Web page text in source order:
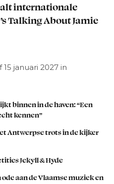
internationale
Talking About Jamie
januari 2027 in
binnen in de haven: “Een
kennen”
Antwerpse trots in de kijker
Jekyll & Hyde
aan de Vlaamse muziek en